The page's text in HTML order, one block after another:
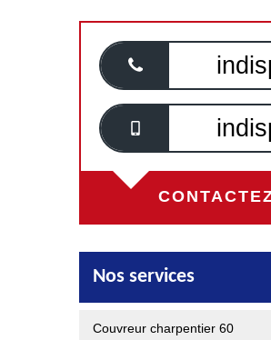
Nos services
Couvreur charpentier 60